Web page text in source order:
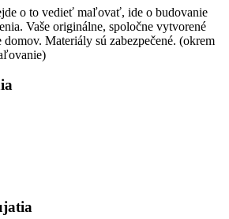
o to vedieť maľovať, ide o budovanie
Vaše originálne, spoločne vytvorené
Materiály sú zabezpečené. (okrem